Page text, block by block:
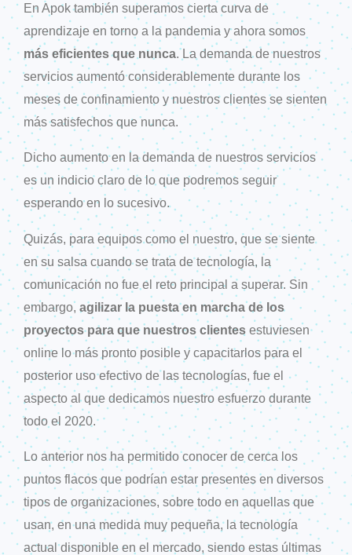
En Apok también superamos cierta curva de
aprendizaje en torno a la pandemia y ahora somos
más eficientes que nunca. La demanda de nuestros
servicios aumentó considerablemente durante los
meses de confinamiento y nuestros clientes se sienten
más satisfechos que nunca.
Dicho aumento en la demanda de nuestros servicios
es un indicio claro de lo que podremos seguir
esperando en lo sucesivo.
Quizás, para equipos como el nuestro, que se siente
en su salsa cuando se trata de tecnología, la
comunicación no fue el reto principal a superar. Sin
embargo, agilizar la puesta en marcha de los
proyectos para que nuestros clientesestuviesen
online lo más pronto posible y capacitarlos para el
posterior uso efectivo de las tecnologías, fue el
aspecto al que dedicamos nuestro esfuerzo durante
todo el 2020.
Lo anterior nos ha permitido conocer de cerca los
puntos flacos que podrían estar presentes en diversos
tipos de organizaciones, sobre todo en aquellas que
usan, en una medida muy pequeña, la tecnología
actual disponible en el mercado, siendo estas últimas